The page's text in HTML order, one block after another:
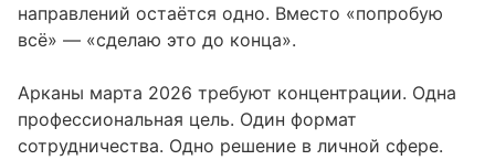
направлений остаётся одно. Вместо «попробую
всё» — «сделаю это до конца».
Арканы марта 2026 требуют концентрации. Одна
профессиональная цель. Один формат
сотрудничества. Одно решение в личной сфере.